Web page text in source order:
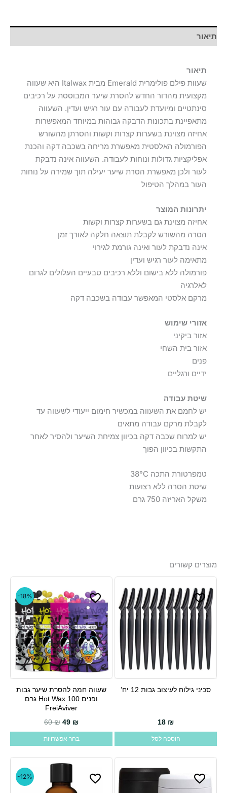
תיאור
תיאור
שעוות פילם פולימרית Emerald מבית Italwax היא שעווה
מקצועית מהדור החדש להסרת שיער המבוססת על רכיבים
סינתטיים ומיועדת לעבודה עם עור רגיש ועדין. השעווה
מתאפיינת בתכונות הדבקה גבוהות במיוחד המאפשרות
אחיזה מצוינת בשערות קצרות וקשות והסרתן מהשורש
הפורמולה האלסטית מאפשרת מריחה בשכבה דקה והכנת
אפליקציות גדולות ונוחות לעבודה. השעווה אינה נדבקת
לעור ולכן מאפשרת הסרת שיער יעילה תוך שמירה על נוחות
העור במהלך הטיפול
יתרונות המוצר
אחיזה מצוינת גם בשערות קצרות וקשות
הסרה מהשורש לקבלת תוצאה חלקה לאורך זמן
אינה נדבקת לעור ואינה גורמת לגירוי
מתאימה לעור רגיש ועדין
פורמולה ללא בישום וללא רכיבים טבעיים העלולים לגרום
לאלרגיה
מרקם אלסטי המאפשר עבודה בשכבה דקה
אזורי שימוש
אזור ביקיני
אזור בית השחי
פנים
ידיים ורגליים
שיטת עבודה
יש לחמם את השעווה במכשיר חימום ייעודי לשעווה עד
לקבלת מרקם עבודה מתאים
יש למרוח שכבה דקה בכיוון צמיחת השיער ולהסיר לאחר
התקשות בכיוון הפוך
טמפרטורת התכה ‎38°C‎
שיטת הסרה ללא רצועות
משקל האריזה ‎750 גרם‎
מוצרים קשורים
סכיני גילוח לעיצוב גבות 12 יח’
18 ₪
הוספה לסל
-18%
שעווה חמה להסרת שיער גבות
ופנים Hot Wax 100 גרם
FreiAviver
60₪ 49 ₪
בחר אפשרויות
למוצר
-12%